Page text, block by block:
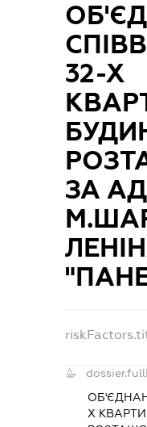
32-Х
ЗА
Х